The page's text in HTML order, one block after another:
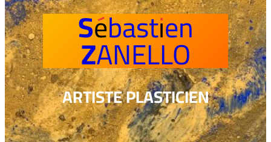
SÉbastien
ZANELLO
ARTISTE PLASTICIEN